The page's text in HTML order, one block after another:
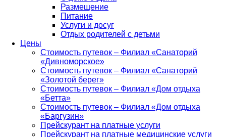
Размещение
Питание
Услуги и досуг
Отдых родителей с детьми
Цены
Стоимость путевок – Филиал «Санаторий
«Дивноморское»
Стоимость путевок – Филиал «Санаторий
«Золотой берег»
Стоимость путевок – Филиал «Дом отдыха
«Бетта»
Стоимость путевок – Филиал «Дом отдыха
«Баргузин»
Прейскурант на платные услуги
Прейскурант на платные медицинские услуги